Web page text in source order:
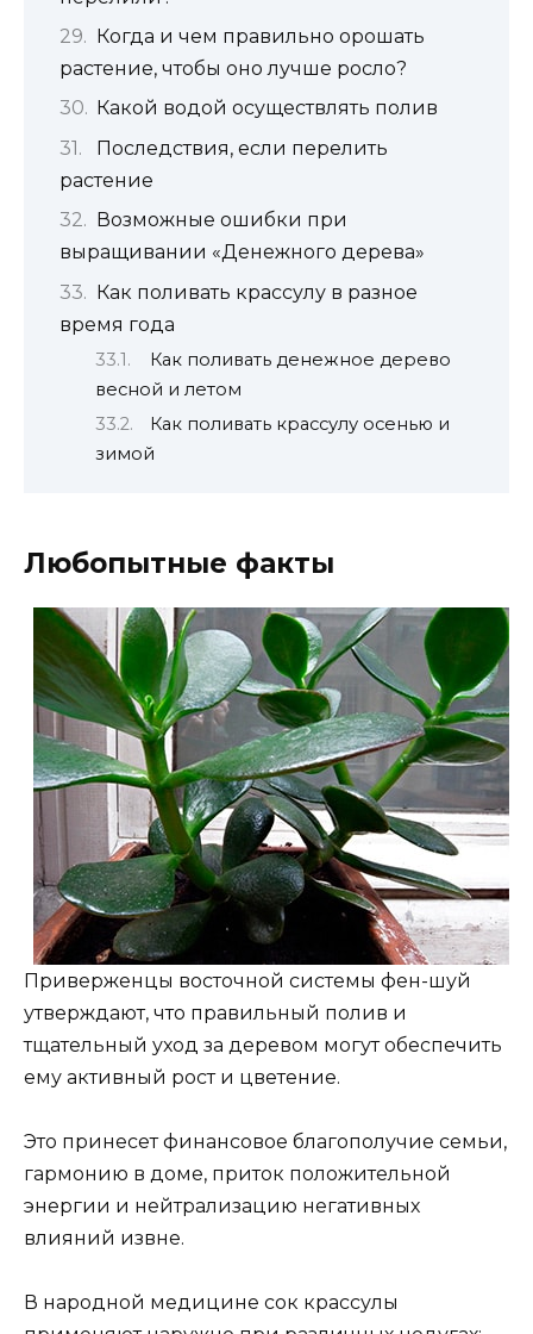
Когда и чем правильно орошать
растение, чтобы оно лучше росло?
Какой водой осуществлять полив
Последствия, если перелить
растение
Возможные ошибки при
выращивании «Денежного дерева»
Как поливать крассулу в разное
время года
Как поливать денежное дерево
весной и летом
Как поливать крассулу осенью и
зимой
Любопытные факты
Приверженцы восточной системы фен-шуй
утверждают, что правильный полив и
тщательный уход за деревом могут обеспечить
ему активный рост и цветение.
Это принесет финансовое благополучие семьи,
гармонию в доме, приток положительной
энергии и нейтрализацию негативных
влияний извне.
В народной медицине сок крассулы